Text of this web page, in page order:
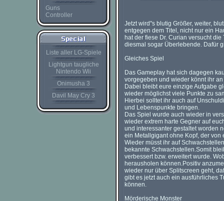
Guns
Controller
Liste aller LG-Spiele
Lightgun taugliche
Nintendo Wii
Onimusha 3
Davil May Cry 3
Jetzt wird"s blutig Größer, weiter,
entgegen dem Titel, nicht nur ein
hat der fiese Dr. Curian versucht
diesmal sogar Überlebende. Dafür
Gleiches Spiel
Das Gameplay hat sich dagegen
vorgegeben und wieder könnt ihr
Dabei bleibt eure einzige Aufgabe
wieder möglichst viele Punkte zu
Hierbei solltet ihr auch auf
und Lebenspunkte bringen.
Das Spiel wurde auch wieder in
wieder extrem harte Gegner auf
und interessanter gestaltet worden
ein Metallgigant ohne Kopf, der
Wieder müsst ihr auf
bekannte Schwachstellen.Somit
verbessert bzw. erweitert wurde.
herausholen können.Positiv
wieder nur über Splitscreen geht,
gibt es jetzt auch ein ausführliches
können.
Mörderische Monster